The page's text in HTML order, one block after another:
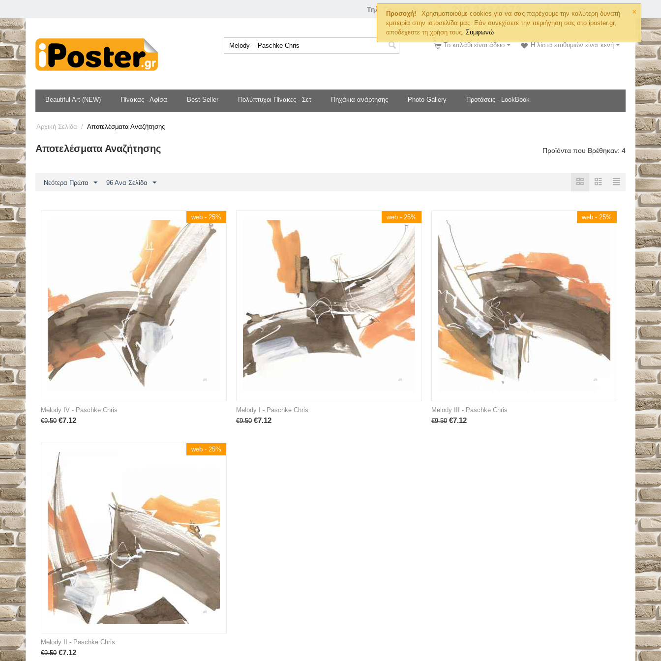
×
Προσοχή!
Χρησιμοποιούμε cookies για να σας παρέχουμε την καλύτερη δυνατή
εμπειρία στην ιστοσελίδα μας. Εάν συνεχίσετε την περιήγηση σας στο iposter.gr,
αποδέχεστε τη χρήση τους.Συμφωνώ
Τηλ. Παραγγελιών
Η λίστα επιθυμιών είναι κενή
Το καλάθι είναι άδειο
Beautiful Art (NEW) Πίνακας - Αφίσα Best Seller Πολύπτυχοι Πίνακες - Σετ Πηχάκια ανάρτησης Photo Gallery Προτάσεις - LookBook
Αρχική Σελίδα / Αποτελέσματα Αναζήτησης
Αποτελέσματα Αναζήτησης Προϊόντα που Βρέθηκαν: 4
Νεότερα Πρώτα 96 Ανα Σελίδα
web - 25%
Melody IV - Paschke Chris
€9.50 €7.12
web - 25%
Melody I - Paschke Chris
€9.50 €7.12
web - 25%
Melody III - Paschke Chris
€9.50 €7.12
web - 25%
Melody II - Paschke Chris
€9.50 €7.12